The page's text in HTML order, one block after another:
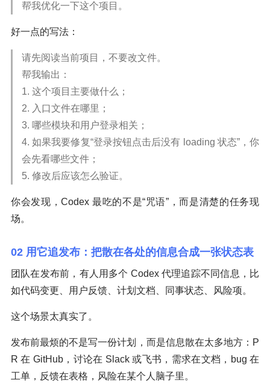
帮我优化一下这个项目。
好一点的写法：
请先阅读当前项目，不要改文件。
帮我输出：
1. 这个项目主要做什么；
2. 入口文件在哪里；
3. 哪些模块和用户登录相关；
4. 如果我要修复“登录按钮点击后没有 loading 状态”，你
会先看哪些文件；
5. 修改后应该怎么验证。
你会发现，Codex 最吃的不是“咒语”，而是清楚的任务现
场。
02 用它追发布：把散在各处的信息合成一张状态表
团队在发布前，有人用多个 Codex 代理追踪不同信息，比
如代码变更、用户反馈、计划文档、同事状态、风险项。
这个场景太真实了。
发布前最烦的不是写一份计划，而是信息散在太多地方：P
R 在 GitHub，讨论在 Slack 或飞书，需求在文档，bug 在
工单，反馈在表格，风险在某个人脑子里。